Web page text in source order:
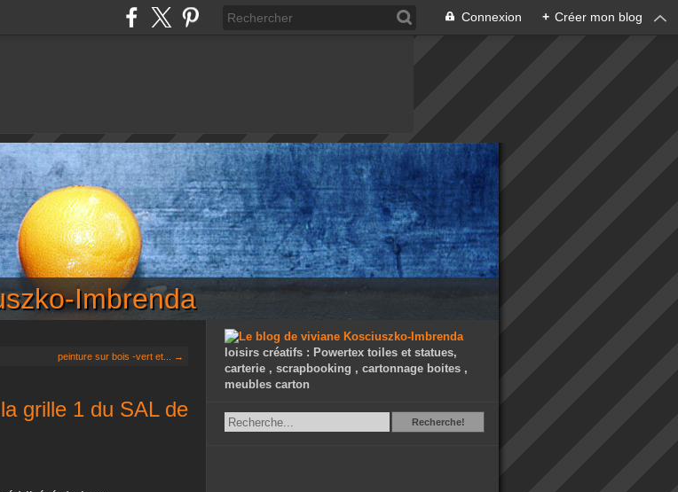
Connexion + Créer mon blog
Imbrenda
peinture sur bois -vert et... →
grille 1 du SAL de
loisirs créatifs : Powertex toiles et statues,
carterie , scrapbooking , cartonnage boites ,
meubles carton
RechercheRecherche!